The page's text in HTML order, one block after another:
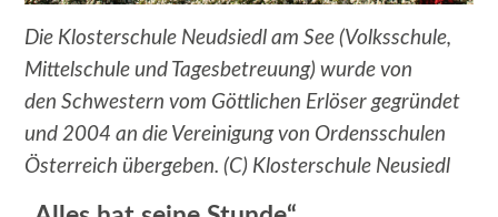
Die Klosterschule Neudsiedl am See (Volksschule,
Mittelschule und Tagesbetreuung) wurde von
den Schwestern vom Göttlichen Erlöser gegründet
und 2004 an die Vereinigung von Ordensschulen
Österreich übergeben. (C) Klosterschule Neusiedl